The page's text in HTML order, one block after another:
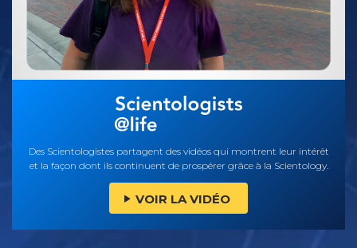
Des Scientologistes partagent des vidéos qui montrent leur intérêt
et la façon dont ils continuent de prospérer grâce à la Scientology.
VOIR LA VIDÉO